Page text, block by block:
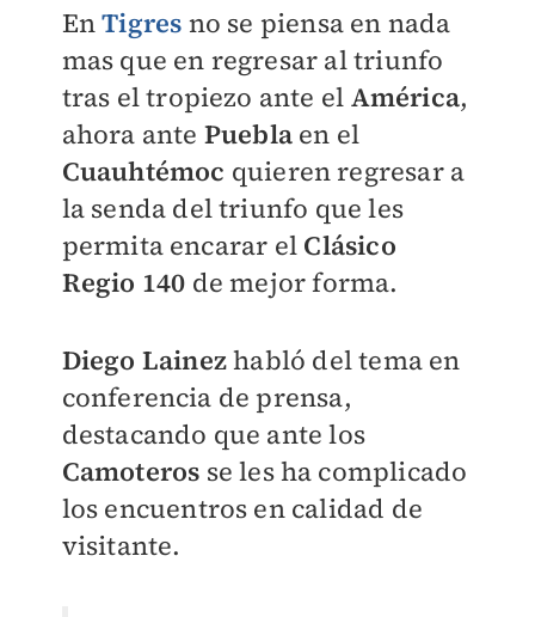
EnTigres no se piensa en nada
mas que en regresar al triunfo
tras el tropiezo ante el América,
ahora ante Pueblaen el
Cuauhtémoc quieren regresar a
la senda del triunfo que les
permita encarar el Clásico
Regio 140 de mejor forma.
Diego Lainezhabló del tema en
conferencia de prensa,
destacando que ante los
Camoteros se les ha complicado
los encuentros en calidad de
visitante.